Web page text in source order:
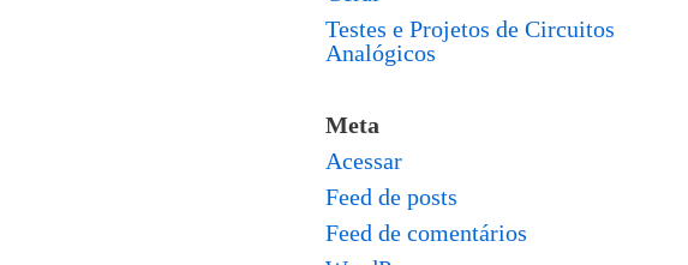
Testes e Projetos de Circuitos
Analógicos
Meta
Acessar
Feed de posts
Feed de comentários